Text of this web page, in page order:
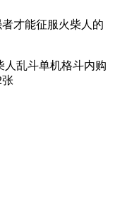
才能征服火柴人的